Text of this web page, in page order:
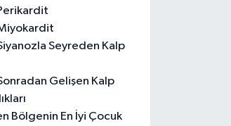
Seyreden Kalp
Gelişen Kalp
Bölgenin En İyi Çocuk